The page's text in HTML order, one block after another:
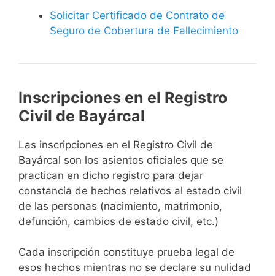
Solicitar Certificado de Contrato de
Seguro de Cobertura de Fallecimiento
Inscripciones en el Registro
Civil de Bayárcal
Las inscripciones en el Registro Civil de
Bayárcal son los asientos oficiales que se
practican en dicho registro para dejar
constancia de hechos relativos al estado civil
de las personas (nacimiento, matrimonio,
defunción, cambios de estado civil, etc.)
Cada inscripción constituye prueba legal de
esos hechos mientras no se declare su nulidad